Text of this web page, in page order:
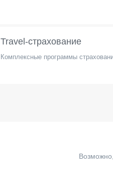
Travel-страхование
Комплексные программы